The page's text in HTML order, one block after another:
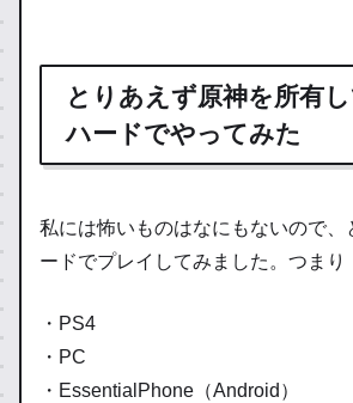
とりあえず原神を所有
ハードでやってみた
私には怖いものはなにもないので、
ードでプレイしてみました。つまり
・PS4
・PC
・EssentialPhone（Android）